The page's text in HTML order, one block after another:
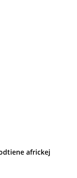
africkej